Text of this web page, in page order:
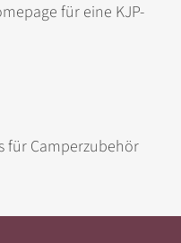
für eine KJP-
für Camperzubehör